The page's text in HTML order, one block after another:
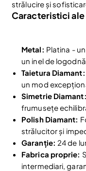
strălucire și
Caracteristici
Metal: Platina -
un inel de
Taietura Diamant:
un mod
Simetrie Diamant:
frumusețe
Polish Diamant:
strălucitor și
Garanție: 24 de
Fabrica proprie:
intermediari,